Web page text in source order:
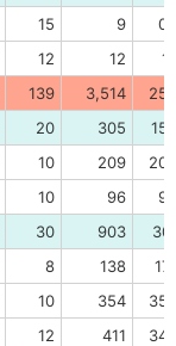
15 9
12 12
139 3,514
20 305
10 209
10 96
30 903
8 138
10 354
12 411